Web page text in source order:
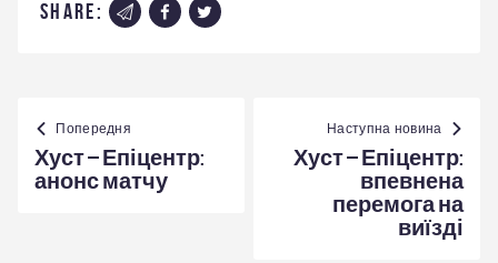
share:
Навігація
записів
Попередня
Хуст – Епіцентр:
анонс матчу
Наступна новина
Хуст – Епіцентр:
впевнена
перемога на
виїзді